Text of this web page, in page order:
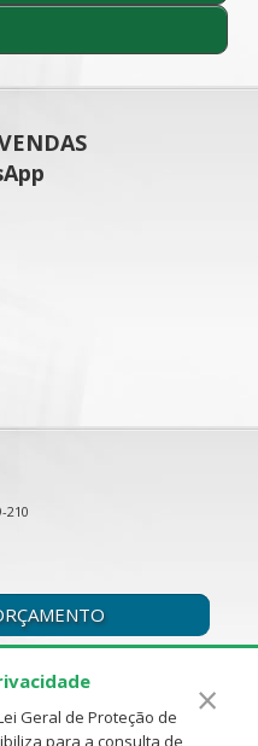
210
Geral de Proteção de
para a consulta de
×